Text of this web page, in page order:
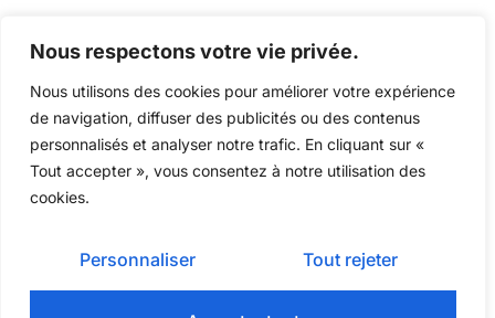
Nous respectons votre vie privée.
Nous utilisons des cookies pour améliorer votre expérience
de navigation, diffuser des publicités ou des contenus
personnalisés et analyser notre trafic. En cliquant sur «
Tout accepter », vous consentez à notre utilisation des
cookies.
Personnaliser Tout rejeter